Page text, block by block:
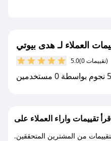
على كل مشترياتك مع
العملاء لـ هدى بيوتي
5.0 (0 تقييمات)
من المشترين المتحققين.